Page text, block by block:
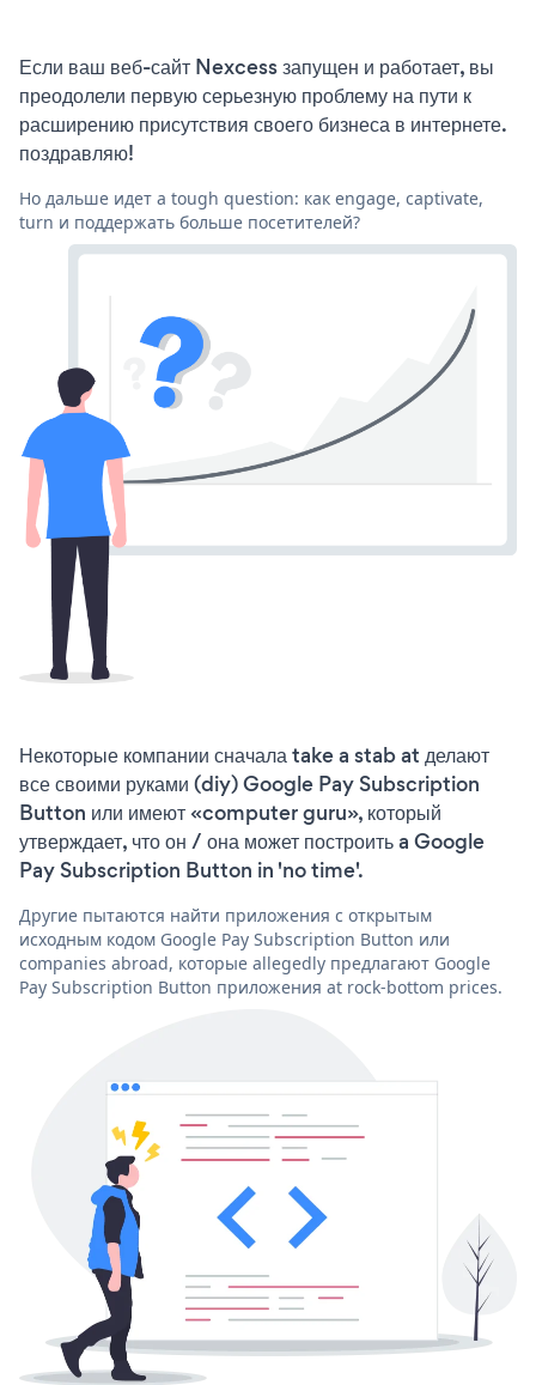
Если ваш веб-сайт Nexcess запущен и работает, вы
преодолели первую серьезную проблему на пути к
расширению присутствия своего бизнеса в интернете.
поздравляю!
Но дальше идет a tough question: как engage, captivate,
turn и поддержать больше посетителей?
Некоторые компании сначала take a stab at делают
все своими руками (diy) Google Pay Subscription
Button или имеют «computer guru», который
утверждает, что он / она может построить a Google
Pay Subscription Button in 'no time'.
Другие пытаются найти приложения с открытым
исходным кодом Google Pay Subscription Button или
companies abroad, которые allegedly предлагают Google
Pay Subscription Button приложения at rock-bottom prices.